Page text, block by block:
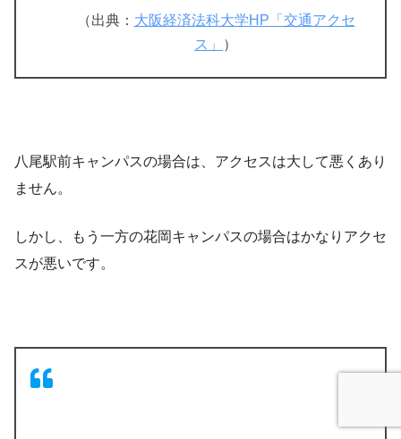
（出典： 大阪経済法科大学HP「交通アクセ
ス」
）
八尾駅前キャンパスの場合は、アクセスは大して悪くあり
ません。
しかし、もう一方の花岡キャンパスの場合はかなりアクセ
スが悪いです。